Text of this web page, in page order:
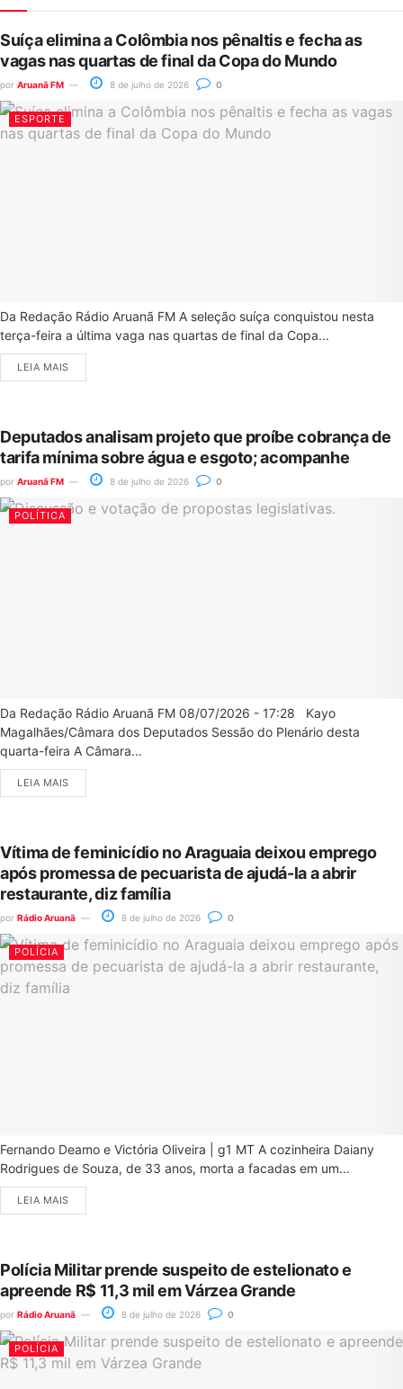
Suíça elimina a Colômbia nos pênaltis e fecha as
vagas nas quartas de final da Copa do Mundo
por Aruanã FM 8 de julho de 2026 0
ESPORTE
Da Redação Rádio Aruanã FM A seleção suíça conquistou nesta
terça-feira a última vaga nas quartas de final da Copa...
LEIA MAIS
Deputados analisam projeto que proíbe cobrança de
tarifa mínima sobre água e esgoto; acompanhe
por Aruanã FM 8 de julho de 2026 0
POLÍTICA
Da Redação Rádio Aruanã FM 08/07/2026 - 17:28 Kayo
Magalhães/Câmara dos Deputados Sessão do Plenário desta
quarta-feira A Câmara...
LEIA MAIS
Vítima de feminicídio no Araguaia deixou emprego
após promessa de pecuarista de ajudá-la a abrir
restaurante, diz família
por Rádio Aruanã 8 de julho de 2026 0
POLÍCIA
Fernando Deamo e Victória Oliveira | g1 MT A cozinheira Daiany
Rodrigues de Souza, de 33 anos, morta a facadas em um...
LEIA MAIS
Polícia Militar prende suspeito de estelionato e
apreende R$ 11,3 mil em Várzea Grande
por Rádio Aruanã 8 de julho de 2026 0
POLÍCIA